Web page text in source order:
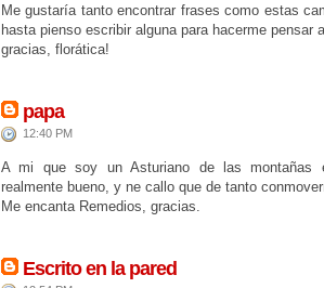
Me gustaría tanto encontrar frases como estas
hasta pienso escribir alguna para hacerme pensar
gracias, florática!
papa
12:40 PM
A mi que soy un Asturiano de las montañas
realmente bueno, y ne callo que de tanto
Me encanta Remedios, gracias.
Escrito en la pared